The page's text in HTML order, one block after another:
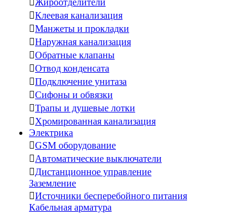
Жироотделители
Клеевая канализация
Манжеты и прокладки
Наружная канализация
Обратные клапаны
Отвод конденсата
Подключение унитаза
Сифоны и обвязки
Трапы и душевые лотки
Хромированная канализация
Электрика
GSM оборудование
Автоматические выключатели
Дистанционное управление
Заземление
Источники бесперебойного питания
Кабельная арматура